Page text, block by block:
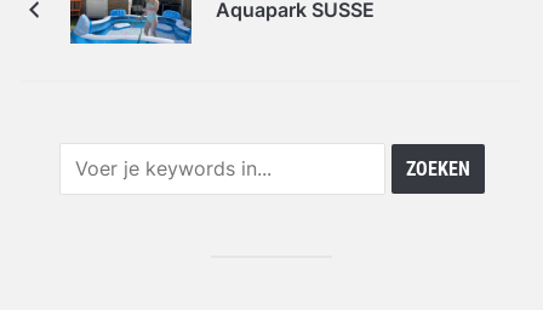
Aquapark SUSSE